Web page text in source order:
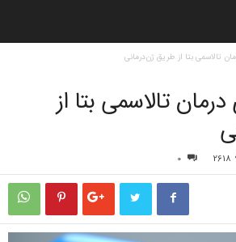
تالاسمی بتا از طریق ژن‌درمانی
تالاسمی بتا از
2618
0